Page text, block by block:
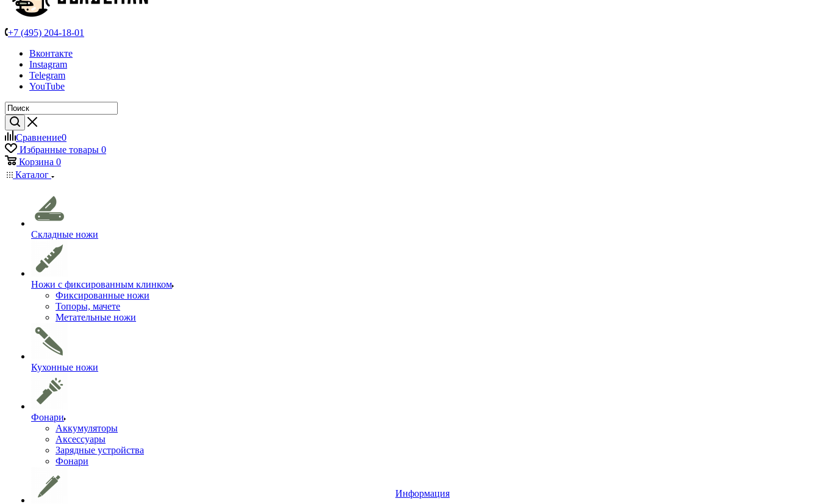
+7 (495) 204-18-01
Вконтакте
Instagram
Telegram
YouTube
Сравнение0
Избранные товары 0
Корзина 0
Каталог
Складные ножи
Ножи с фиксированным клинком
Фиксированные ножи
Топоры, мачете
Метательные ножи
Кухонные ножи
Фонари
Аккумуляторы
Аксессуары
Зарядные устройства
Фонари
Информация